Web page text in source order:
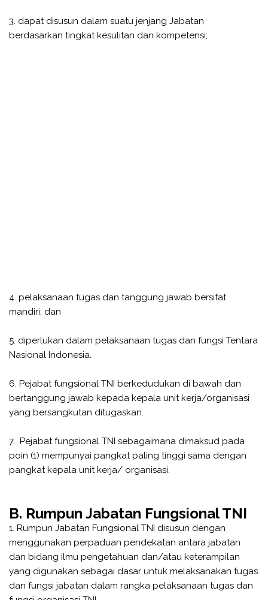
3. dapat disusun dalam suatu jenjang Jabatan
berdasarkan tingkat kesulitan dan kompetensi;
4. pelaksanaan tugas dan tanggung jawab bersifat
mandiri; dan
5. diperlukan dalam pelaksanaan tugas dan fungsi Tentara
Nasional Indonesia.
6. Pejabat fungsional TNI berkedudukan di bawah dan
bertanggung jawab kepada kepala unit kerja/organisasi
yang bersangkutan ditugaskan.
7. Pejabat fungsional TNI sebagaimana dimaksud pada
poin (1) mempunyai pangkat paling tinggi sama dengan
pangkat kepala unit kerja/ organisasi.
B. Rumpun Jabatan Fungsional TNI
1. Rumpun Jabatan Fungsional TNI disusun dengan
menggunakan perpaduan pendekatan antara jabatan
dan bidang ilmu pengetahuan dan/atau keterampilan
yang digunakan sebagai dasar untuk melaksanakan tugas
dan fungsi jabatan dalam rangka pelaksanaan tugas dan